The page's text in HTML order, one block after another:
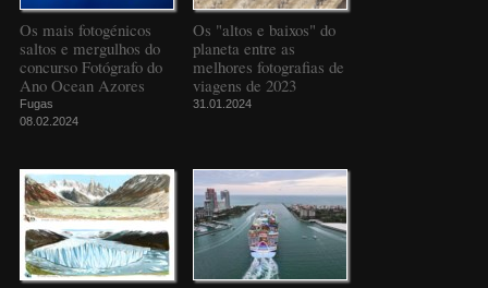
Os mais fotogénicos
saltos e mergulhos do
concurso Fotógrafo do
Ano Ocean Azores
Fugas
08.02.2024
Os "altos e baixos" do
planeta entre as
melhores fotografias de
viagens de 2023
31.01.2024